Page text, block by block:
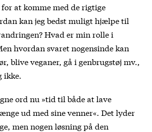
at komme med de rigtige
kan jeg bedst muligt hjælpe til
Hvad er min rolle i
hvordan svaret nogensinde kan
blive veganer, gå i genbrugstøj mv.,
ikke.
ord nu »tid til både at lave
ud med sine venner«. Det lyder
men nogen løsning på den